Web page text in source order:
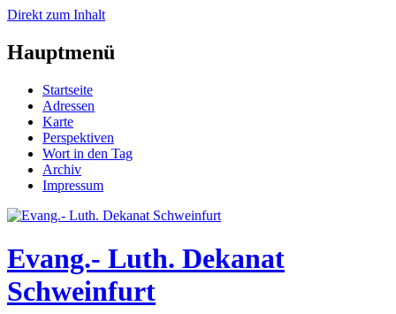
Direkt zum Inhalt
Hauptmenü
Startseite
Adressen
Karte
Perspektiven
Wort in den Tag
Archiv
Impressum
Evang.- Luth. Dekanat
Schweinfurt